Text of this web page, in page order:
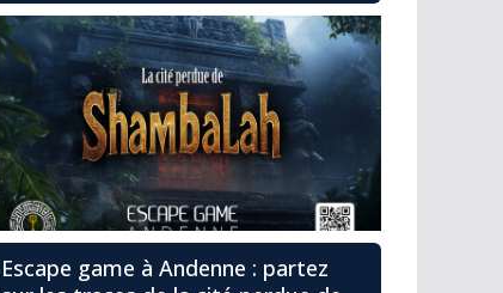
Escape game à Andenne : partez